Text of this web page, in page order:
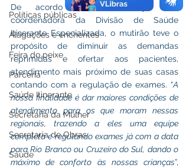
Políticas públicas
Alagações e enchentes
Feira do peixe
Parceria
Saúde Itinerante
Secretaria da Mulher
Secretaria de Obras
Saúde
De acordo com Rosemary Ruiz,
coordenadora da Divisão de Saúde
Itinerante Especializada, o mutirão teve o
propósito de diminuir as demandas
reprimidas e ofertar aos pacientes,
atendimento mais próximo de suas casas
contando com a regulação de exames. “A
nossa finalidade é dar maiores condições de
atendimento para os que moram nessas
regionais, trazendo a eles uma equipe
completa e regulando exames já com a data
para Rio Branco ou Cruzeiro do Sul, dando o
máximo de conforto às nossas crianças”,